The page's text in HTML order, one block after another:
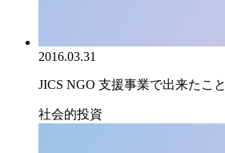
2016.03.31
JICS NGO 支援事業で出来たこと
社会的投資